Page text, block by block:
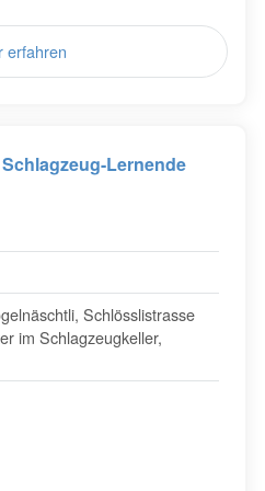
erfahren
Lernende
Schlösslistrasse
im Schlagzeugkeller,